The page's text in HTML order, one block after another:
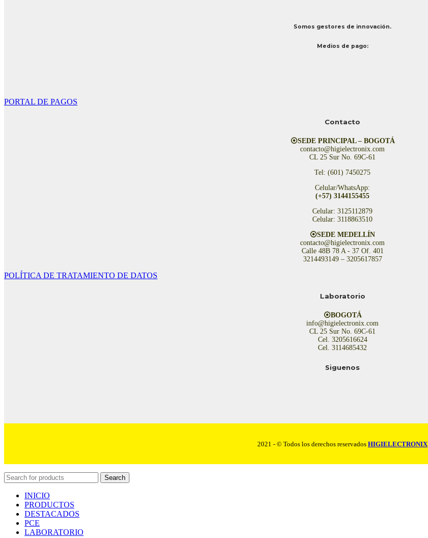
Somos gestores de innovación.
Medios de pago:
PORTAL DE PAGOS
Contacto
⦿SEDE PRINCIPAL – BOGOTÁ
contacto@higielectronix.com
CL 25 Sur No. 69C-61
Tel: (601) 7450275
Celular/WhatsApp:
(+57) 3144155455
Celular: 3125112879
Celular: 3118863510
⦿SEDE MEDELLÍN
contacto@higielectronix.com
Calle 48B 78 A - 37 Of. 401
3214493149 – 3205617857
POLÍTICA DE TRATAMIENTO DE DATOS
Laboratorio
⦿BOGOTÁ
info@higielectronix.com
CL 25 Sur No. 69C-61
Cel. 3205616624
Cel. 3114685432
Siguenos
2021 - © Todos los derechos reservados HIGIELECTRONIX
Search
INICIO
PRODUCTOS
DESTACADOS
PCE
LABORATORIO